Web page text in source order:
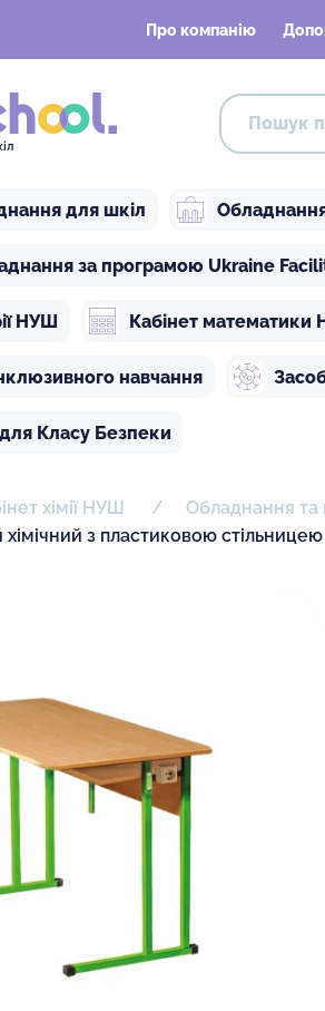
Про компанію
для шкіл
за програмою Ukraine
НУШ Кабінет математики
навчання
Класу Безпеки
хімії НУШ
Обладнання та
хімічний з пластиковою